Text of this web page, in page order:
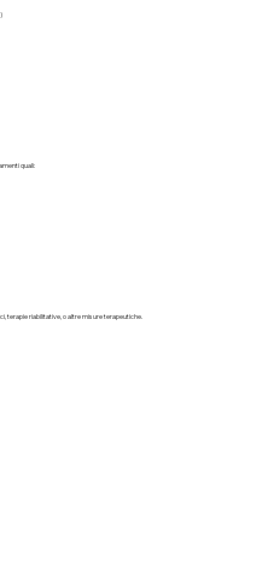
quali:
terapie riabilitative, o altre misure terapeutiche.